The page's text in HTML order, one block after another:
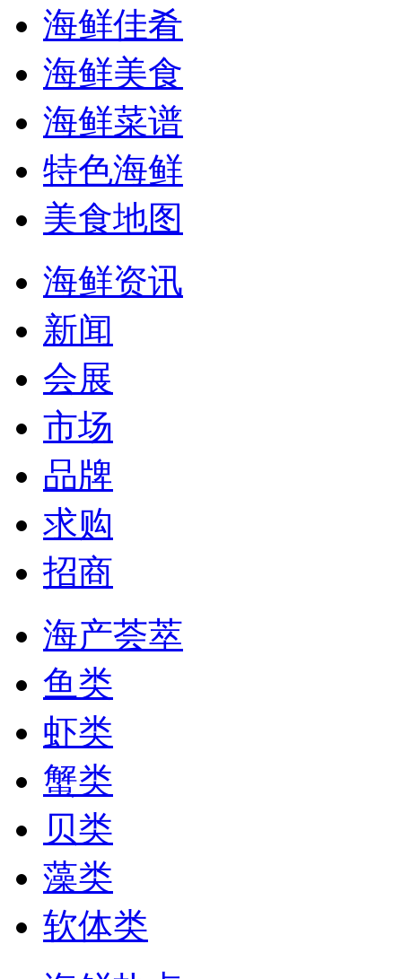
海鲜佳肴
海鲜美食
海鲜菜谱
特色海鲜
美食地图
海鲜资讯
新闻
会展
市场
品牌
求购
招商
海产荟萃
鱼类
虾类
蟹类
贝类
藻类
软体类